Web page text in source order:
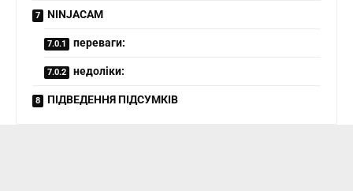
NINJACAM
переваги:
недоліки:
ПІДВЕДЕННЯ ПІДСУМКІВ